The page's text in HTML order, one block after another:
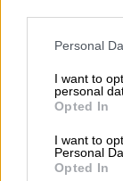
Please note
not limited to
grant or deny
use your data
consent section.
Personal
I want to
personal
Opted In
I want to
Personal
Opted In
Σύμφωνα
ανήλικος
πεζόδρομο
συνελήφθη
του οι
παραμέληση